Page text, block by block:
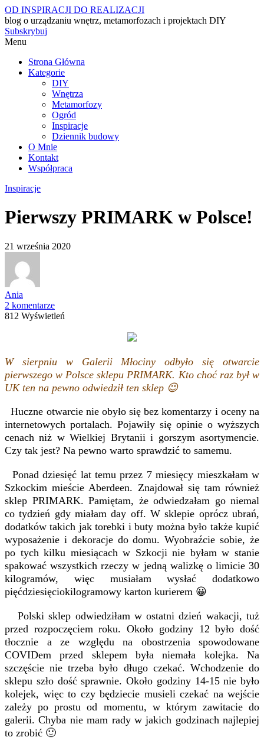
OD INSPIRACJI DO REALIZACJI
blog o urządzaniu wnętrz, metamorfozach i projektach DIY
Subskrybuj
Menu
Strona Główna
Kategorie
DIY
Wnętrza
Metamorfozy
Ogród
Inspiracje
Dziennik budowy
O Mnie
Kontakt
Współpraca
Inspiracje
Pierwszy PRIMARK w Polsce!
21 września 2020
Ania
2 komentarze
812 Wyświetleń
W sierpniu w Galerii Młociny odbyło się otwarcie
pierwszego w Polsce sklepu PRIMARK. Kto choć raz był w
UK ten na pewno odwiedził ten sklep 😉
Huczne otwarcie nie obyło się bez komentarzy i oceny na
internetowych portalach. Pojawiły się opinie o wyższych
cenach niż w Wielkiej Brytanii i gorszym asortymencie.
Czy tak jest? Na pewno warto sprawdzić to samemu.
Ponad dziesięć lat temu przez 7 miesięcy mieszkałam w
Szkockim mieście Aberdeen. Znajdował się tam również
sklep PRIMARK. Pamiętam, że odwiedzałam go niemal
co tydzień gdy miałam day off. W sklepie oprócz ubrań,
dodatków takich jak torebki i buty można było także kupić
wyposażenie i dekoracje do domu. Wyobraźcie sobie, że
po tych kilku miesiącach w Szkocji nie byłam w stanie
spakować wszystkich rzeczy w jedną walizkę o limicie 30
kilogramów, więc musiałam wysłać dodatkowo
pięćdziesięciokilogramowy karton kurierem 😀
Polski sklep odwiedziłam w ostatni dzień wakacji, tuż
przed rozpoczęciem roku. Około godziny 12 było dość
tłocznie a ze względu na obostrzenia spowodowane
COVIDem przed sklepem była niemała kolejka. Na
szczęście nie trzeba było długo czekać. Wchodzenie do
sklepu szło dość sprawnie. Około godziny 14-15 nie było
kolejek, więc to czy będziecie musieli czekać na wejście
zależy po prostu od momentu, w którym zawitacie do
galerii. Chyba nie mam rady w jakich godzinach najlepiej
to zrobić 🙂